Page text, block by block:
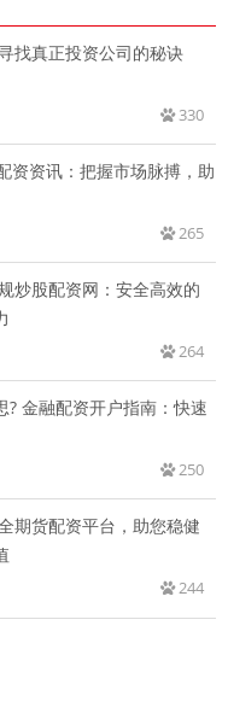
找真正投资公司的秘诀
330
资资讯：把握市场脉搏，助
265
炒股配资网：安全高效的
264
? 金融配资开户指南：快速
250
期货配资平台，助您稳健
244